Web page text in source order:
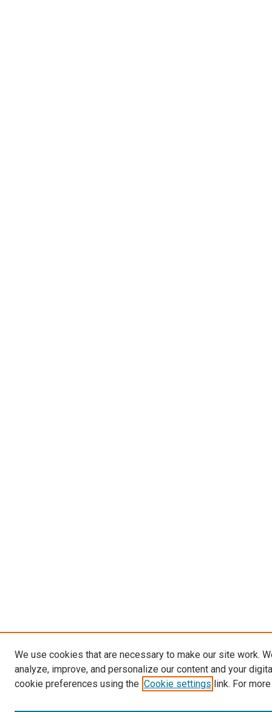
We use cookies that are necessary to make our site work.
analyze, improve, and personalize our content and your
cookie preferences using the Cookie settings link. For